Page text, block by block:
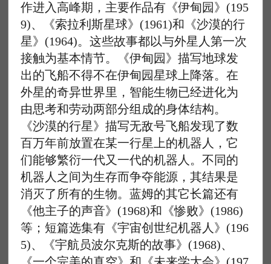
作进入高峰期，主要作品有《伊甸园》(195
9)、《索拉利斯星球》(1961)和《沙漠的行
星》(1964)。这些故事都以与外星人第一次
接触为基本情节。《伊甸园》描写地球发
出的飞船不得不在伊甸园星球上降落。在
外星的奇异世界里，智能生物已经进化为
由思考和劳动两部分组成的身体结构。
《沙漠的行星》描写无敌号飞船发现了数
百万年前放置在某一行星上的机器人，它
们能够繁衍一代又一代的机器人。不同的
机器人之间为生存而争夺能源，其结果是
消灭了所有的生物。蓝姆的其它长篇还有
《他主子的声音》(1968)和《惨败》(1986)
等；短篇选集有《宇宙创世纪机器人》(196
5)、《宇航员波尔克斯的故事》(1968)、